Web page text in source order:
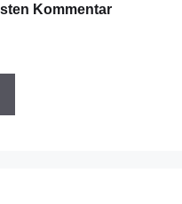
Kommentar